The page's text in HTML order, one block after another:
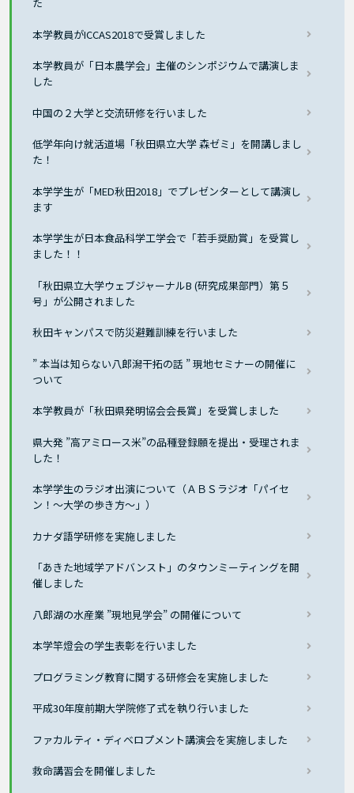
本学教員がICCAS2018で受賞しました
本学教員が「日本農学会」主催のシンポジウムで講演しま
した
中国の２大学と交流研修を行いました
低学年向け就活道場「秋田県立大学 森ゼミ」を開講しまし
た！
本学学生が「MED秋田2018」でプレゼンターとして講演し
ます
本学学生が日本食品科学工学会で「若手奨励賞」を受賞し
ました！！
「秋田県立大学ウェブジャーナルB (研究成果部門）第５
号」が公開されました
秋田キャンパスで防災避難訓練を行いました
” 本当は知らない八郎潟干拓の話 ” 現地セミナーの開催に
ついて
本学教員が「秋田県発明協会会長賞」を受賞しました
県大発 ”高アミロース米”の品種登録願を提出・受理されま
した！
本学学生のラジオ出演について（ＡＢＳラジオ「パイセ
ン！～大学の歩き方～」）
カナダ語学研修を実施しました
「あきた地域学アドバンスト」のタウンミーティングを開
催しました
八郎湖の水産業 ”現地見学会” の開催について
本学竿燈会の学生表彰を行いました
プログラミング教育に関する研修会を実施しました
平成30年度前期大学院修了式を執り行いました
ファカルティ・ディベロプメント講演会を実施しました
救命講習会を開催しました